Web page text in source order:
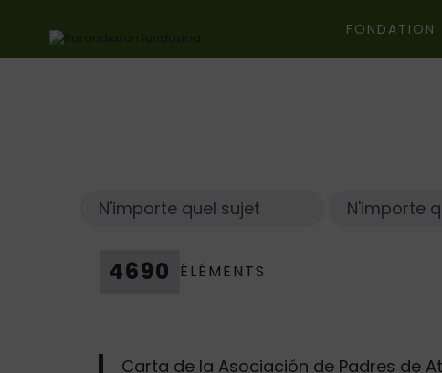
FONDATION
4690 ÉLÉMENTS
Carta de la Asociación de Padres de